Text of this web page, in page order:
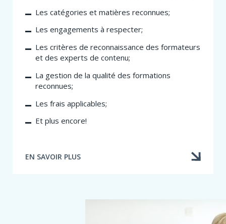
Les catégories et matières reconnues;
Les engagements à respecter;
Les critères de reconnaissance des formateurs
et des experts de contenu;
La gestion de la qualité des formations
reconnues;
Les frais applicables;
Et plus encore!
EN SAVOIR PLUS
À